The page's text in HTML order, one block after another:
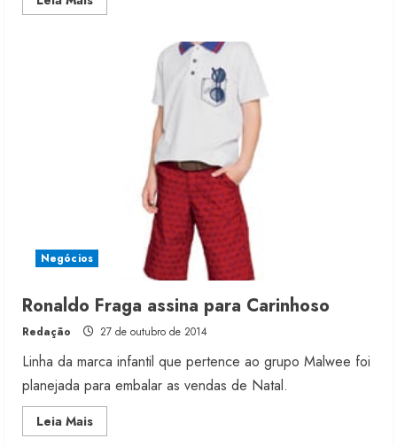
more
Negócios
Ronaldo Fraga assina para Carinhoso
Redação 27 de outubro de 2014
Linha da marca infantil que pertence ao grupo Malwee foi
planejada para embalar as vendas de Natal.
Leia MaisRead
more
Renata Caixeta assume Movimento
Sou de Algodão
5 de agosto de 2026
Fakini prevê R$345 milhões de
receita em 2026
4 de agosto de 2026